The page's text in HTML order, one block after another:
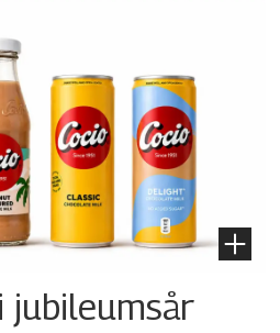
jubileumsår